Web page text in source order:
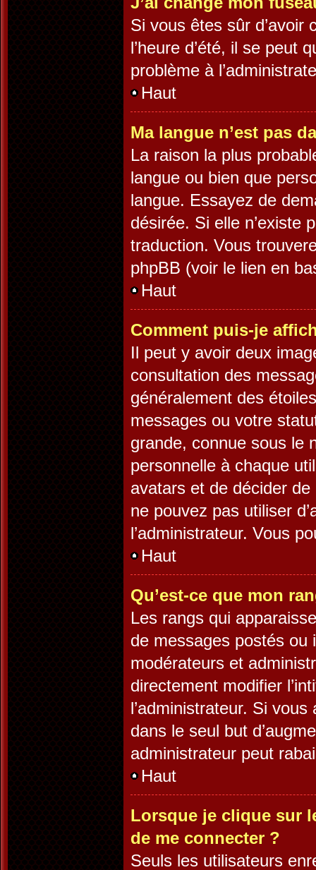
Si vous êtes sûr d’avoir
l’heure d’été, il se peut
problème à
Haut
Ma langue n’est pas
La raison la plus
langue ou bien que
langue. Essayez de
désirée. Si elle n’existe
traduction. Vous
phpBB (voir le lien en
Haut
Comment puis-je
Il peut y avoir deux
consultation des
généralement des
messages ou votre
grande, connue sous le
personnelle à chaque
avatars et de décider
ne pouvez pas utiliser
l’administrateur. Vous
Haut
Qu’est-ce que mon
Les rangs qui
de messages postés ou
modérateurs et
directement modifier
l’administrateur. Si
dans le seul but
administrateur peut
Haut
Lorsque je clique sur
de me connecter ?
Seuls les utilisateurs